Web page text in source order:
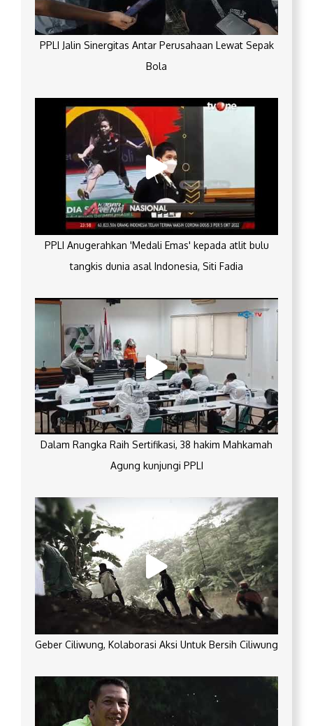
PPLI Jalin Sinergitas Antar Perusahaan Lewat Sepak
Bola
PPLI Anugerahkan 'Medali Emas' kepada atlit bulu
tangkis dunia asal Indonesia, Siti Fadia
Dalam Rangka Raih Sertifikasi, 38 hakim Mahkamah
Agung kunjungi PPLI
Geber Ciliwung, Kolaborasi Aksi Untuk Bersih Ciliwung